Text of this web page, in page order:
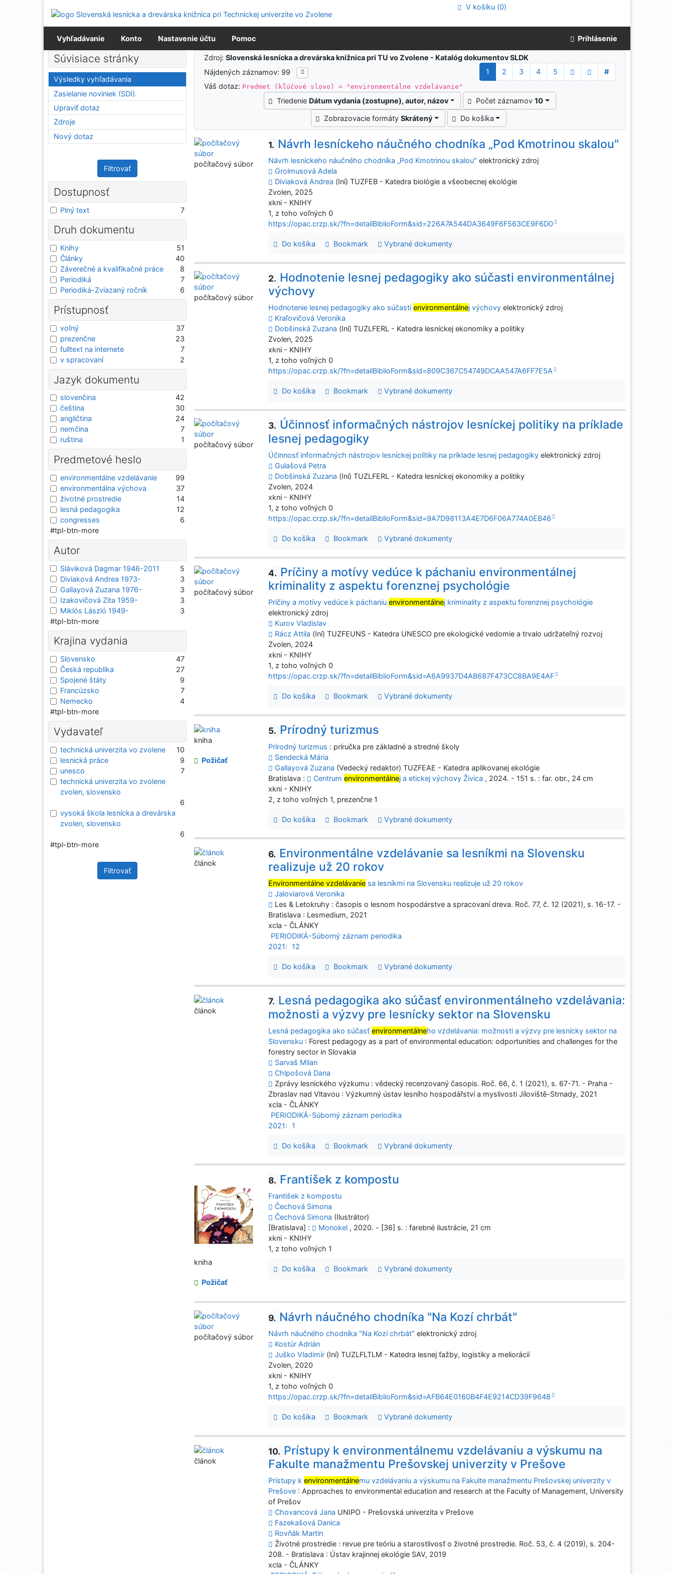
Prejsť na menu
Prehlásenie o webovej prístupnosti
V košíku (0)
Vyhľadávanie Konto Nastavenie účtu Pomoc Prihlásenie
Výsledky vyhľadávania
Zdroj:Slovenská lesnícka a drevárska knižnica pri TU vo Zvolene - Katalóg dokumentov SLDK
Nájdených záznamov: 99
1 2 3 4 5
#
Váš dotaz: Predmet (kľúčové slovo) = "environmentálne vzdelávanie"
Triedenie Dátum vydania (zostupne), autor, názov Počet záznamov10
Zobrazovacie formátySkrátený Do košíka
1. Návrh lesníckeho náučného chodníka „Pod Kmotrinou skalou"
Návrh lesníckeho náučného chodníka „Pod Kmotrinou skalou" elektronický zdroj
Grolmusová Adela
Diviaková Andrea (Iní) TUZFEB - Katedra biológie a všeobecnej ekológie
Zvolen, 2025
xkni - KNIHY
1, z toho voľných 0
https://opac.crzp.sk/?fn=detailBiblioForm&sid=226A7A544DA3649F6F563CE9F6D0
Do košíka Bookmark Vybrané dokumenty
počítačový súbor
2. Hodnotenie lesnej pedagogiky ako súčasti environmentálnej
výchovy
Hodnotenie lesnej pedagogiky ako súčastienvironmentálnej výchovy elektronický zdroj
Kraľovičová Veronika
Dobšinská Zuzana (Iní) TUZLFERL - Katedra lesníckej ekonomiky a politiky
Zvolen, 2025
xkni - KNIHY
1, z toho voľných 0
https://opac.crzp.sk/?fn=detailBiblioForm&sid=809C367C54749DCAA547A6FF7E5A
Do košíka Bookmark Vybrané dokumenty
počítačový súbor
3. Účinnosť informačných nástrojov lesníckej politiky na príklade
lesnej pedagogiky
Účinnosť informačných nástrojov lesníckej politiky na príklade lesnej pedagogiky elektronický zdroj
Gulašová Petra
Dobšinská Zuzana (Iní) TUZLFERL - Katedra lesníckej ekonomiky a politiky
Zvolen, 2024
xkni - KNIHY
1, z toho voľných 0
https://opac.crzp.sk/?fn=detailBiblioForm&sid=9A7D98113A4E7D6F06A774A0EB46
Do košíka Bookmark Vybrané dokumenty
počítačový súbor
4. Príčiny a motívy vedúce k páchaniu environmentálnej
kriminality z aspektu forenznej psychológie
Príčiny a motívy vedúce k páchaniuenvironmentálnej kriminality z aspektu forenznej psychológie
elektronický zdroj
Kurov Vladislav
Rácz Attila (Iní) TUZFEUNS - Katedra UNESCO pre ekologické vedomie a trvalo udržateľný rozvoj
Zvolen, 2024
xkni - KNIHY
1, z toho voľných 0
https://opac.crzp.sk/?fn=detailBiblioForm&sid=A6A9937D4AB687F473CC8BA9E4AF
Do košíka Bookmark Vybrané dokumenty
počítačový súbor
5. Prírodný turizmus
Prírodný turizmus : príručka pre základné a stredné školy
Sendecká Mária
Gallayová Zuzana (Vedecký redaktor) TUZFEAE - Katedra aplikovanej ekológie
Bratislava :
Centrumenvironmentálnej a etickej výchovy Živica , 2024. - 151 s. : far. obr., 24 cm
xkni - KNIHY
2, z toho voľných 1, prezenčne 1
Do košíka Bookmark Vybrané dokumenty
kniha
Požičať
6. Environmentálne vzdelávanie sa lesníkmi na Slovensku
realizuje už 20 rokov
Environmentálne vzdelávanie sa lesníkmi na Slovensku realizuje už 20 rokov
Jaloviarová Veronika
Les & Letokruhy : časopis o lesnom hospodárstve a spracovaní dreva. Roč. 77, č. 12 (2021), s. 16-17. -
Bratislava : Lesmedium, 2021
xcla - ČLÁNKY
PERIODIKÁ-Súborný záznam periodika
2021:
12
Do košíka Bookmark Vybrané dokumenty
článok
7. Lesná pedagogika ako súčasť environmentálneho vzdelávania:
možnosti a výzvy pre lesnícky sektor na Slovensku
Lesná pedagogika ako súčasťenvironmentálneho vzdelávania: možnosti a výzvy pre lesnícky sektor na
Slovensku : Forest pedagogy as a part of environmental education: odportunities and challenges for the
forestry sector in Slovakia
Sarvaš Milan
Chlpošová Dana
Zprávy lesnického výzkumu : vědecký recenzovaný časopis. Roč. 66, č. 1 (2021), s. 67-71. - Praha -
Zbraslav nad Vltavou : Výzkumný ústav lesního hospodářství a myslivosti Jíloviště-Strnady, 2021
xcla - ČLÁNKY
PERIODIKÁ-Súborný záznam periodika
2021:
1
Do košíka Bookmark Vybrané dokumenty
článok
8. František z kompostu
František z kompostu
Čechová Simona
Čechová Simona (Ilustrátor)
[Bratislava] :
Monokel , 2020. - [36] s. : farebné ilustrácie, 21 cm
xkni - KNIHY
1, z toho voľných 1
Do košíka Bookmark Vybrané dokumenty
kniha
Požičať
9. Návrh náučného chodníka "Na Kozí chrbát"
Návrh náučného chodníka "Na Kozí chrbát" elektronický zdroj
Kostúr Adrián
Juško Vladimír (Iní) TUZLFLTLM - Katedra lesnej ťažby, logistiky a meliorácií
Zvolen, 2020
xkni - KNIHY
1, z toho voľných 0
https://opac.crzp.sk/?fn=detailBiblioForm&sid=AFB64E0160B4F4E9214CD39F9648
Do košíka Bookmark Vybrané dokumenty
počítačový súbor
10. Prístupy k environmentálnemu vzdelávaniu a výskumu na
Fakulte manažmentu Prešovskej univerzity v Prešove
Prístupy kenvironmentálnemu vzdelávaniu a výskumu na Fakulte manažmentu Prešovskej univerzity v
Prešove : Approaches to environmental education and research at the Faculty of Management, University
of Prešov
Chovancová Jana UNIPO - Prešovská univerzita v Prešove
Fazekašová Danica
Rovňák Martin
Životné prostredie : revue pre teóriu a starostlivosť o životné prostredie. Roč. 53, č. 4 (2019), s. 204-
208. - Bratislava : Ústav krajinnej ekológie SAV, 2019
xcla - ČLÁNKY
článok
Súvisiace stránky
Výsledky vyhľadávania
Zasielanie noviniek (SDI).
Upraviť dotaz
Zdroje
Nový dotaz
Filtrovať
Dostupnosť
Plný text 7
Druh dokumentu
Knihy
51
Články
40
Záverečné a kvalifikačné práce
8
Periodiká
7
Periodiká-Zviazaný ročník
6
Prístupnosť
voľný
37
prezenčne
23
fulltext na internete
7
v spracovaní
2
Jazyk dokumentu
slovenčina
42
čeština
30
angličtina
24
nemčina
7
ruština
1
Predmetové heslo
environmentálne vzdelávanie
99
environmentálna výchova
37
životné prostredie
14
lesná pedagogika
12
congresses
6
#tpl-btn-more
Autor
Sláviková Dagmar 1946-2011
5
Diviaková Andrea 1973-
3
Gallayová Zuzana 1976-
3
Izakovičová Zita 1959-
3
Miklós László 1949-
3
#tpl-btn-more
Krajina vydania
Slovensko
47
Česká republika
27
Spojené štáty
9
Francúzsko
7
Nemecko
4
#tpl-btn-more
Vydavateľ
technická univerzita vo zvolene
10
lesnická práce
9
unesco
7
technická univerzita vo zvolene
zvolen, slovensko
6
vysoká škola lesnícka a drevárska
zvolen, slovensko
6
#tpl-btn-more
Filtrovať